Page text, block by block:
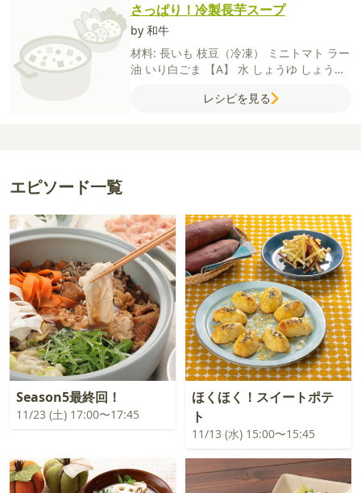
さっぱり！冷製長芋スープ
by 和牛
材料: 長いも 枝豆（冷凍） ミニトマト ラー
油 いり白ごま 【A】 水 しょうゆ しょうが
レシピを見る
エピソード一覧
Season5最終回！
11/23 (土) 17:00〜17:45
ほくほく！スイートポテ
ト
11/13 (水) 15:00〜15:45